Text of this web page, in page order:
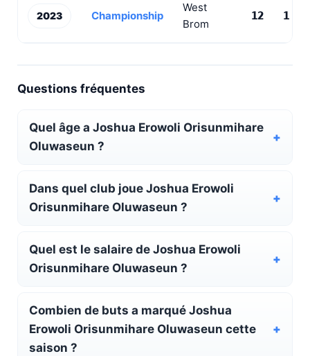
2023 Championship
West
Brom
12 1
Questions fréquentes
Quel âge a Joshua Erowoli Orisunmihare
Oluwaseun ?
Dans quel club joue Joshua Erowoli
Orisunmihare Oluwaseun ?
Quel est le salaire de Joshua Erowoli
Orisunmihare Oluwaseun ?
Combien de buts a marqué Joshua
Erowoli Orisunmihare Oluwaseun cette
saison ?